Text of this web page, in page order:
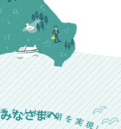
なさまへ